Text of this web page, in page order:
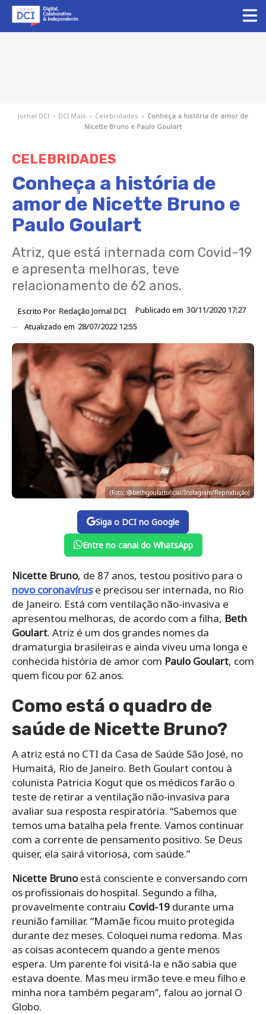
Jornal DCI › DCI Mais › Celebridades › Conheça a história de amor de
Nicette Bruno e Paulo Goulart
CELEBRIDADES
Conheça a história de
amor de Nicette Bruno e
Paulo Goulart
Atriz, que está internada com Covid-19
e apresenta melhoras, teve
relacionamento de 62 anos.
Escrito Por Redação Jornal DCI Publicado em 30/11/2020 17:27
Atualizado em 28/07/2022 12:55
(Foto: @bethgoulartoficial/Instagram/Reprodução)
Siga o DCI no Google
Entre no canal do WhatsApp
Nicette Bruno, de 87 anos, testou positivo para o
novo coronavíruse precisou ser internada, no Rio
de Janeiro. Está com ventilação não-invasiva e
apresentou melhoras, de acordo com a filha, Beth
Goulart. Atriz é um dos grandes nomes da
dramaturgia brasileiras e ainda viveu uma longa e
conhecida história de amor com Paulo Goulart, com
quem ficou por 62 anos.
Como está o quadro de
saúde de Nicette Bruno?
A atriz está no CTI da Casa de Saúde São José, no
Humaitá, Rio de Janeiro. Beth Goulart contou à
colunista Patricia Kogut que os médicos farão o
teste de retirar a ventilação não-invasiva para
avaliar sua resposta respiratória. “Sabemos que
temos uma batalha pela frente. Vamos continuar
com a corrente de pensamento positivo. Se Deus
quiser, ela sairá vitoriosa, com saúde.”
Nicette Brunoestá consciente e conversando com
os profissionais do hospital. Segundo a filha,
provavelmente contraiu Covid-19 durante uma
reunião familiar. “Mamãe ficou muito protegida
durante dez meses. Coloquei numa redoma. Mas
as coisas acontecem quando a gente menos
espera. Um parente foi visitá-la e não sabia que
estava doente. Mas meu irmão teve e meu filho e
minha nora também pegaram”, falou ao jornal O
Globo.